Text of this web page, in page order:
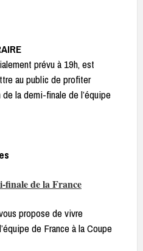
prévu à 19h, est
au public de profiter
la demi-finale de l’équipe
finale de la France
propose de vivre
de France à la Coupe